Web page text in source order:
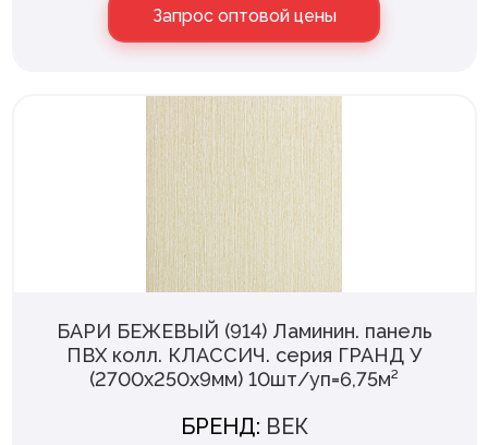
Запрос оптовой цены
БАРИ БЕЖЕВЫЙ (914) Ламинин. панель
ПВХ колл. КЛАССИЧ. серия ГРАНД У
(2700х250х9мм) 10шт/уп=6,75м²
БРЕНД: ВЕК